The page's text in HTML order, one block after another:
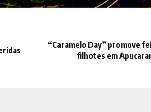
“Caramelo Day” promove
filhotes em